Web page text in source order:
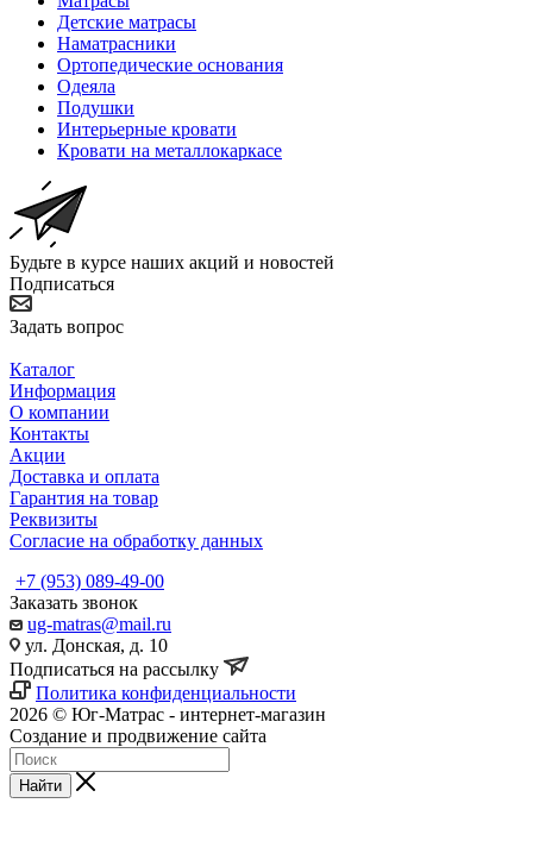
Детские матрасы
Наматрасники
Ортопедические основания
Одеяла
Подушки
Интерьерные кровати
Кровати на металлокаркасе
Будьте в курсе наших акций и новостей
Подписаться
Задать вопрос
Каталог
Информация
О компании
Контакты
Акции
Доставка и оплата
Гарантия на товар
Реквизиты
Согласие на обработку данных
+7 (953) 089-49-00
Заказать звонок
ug-matras@mail.ru
ул. Донская, д. 10
Подписаться на рассылку
Политика конфиденциальности
2026 © Юг-Матрас - интернет-магазин
Создание и продвижение сайта
Найти